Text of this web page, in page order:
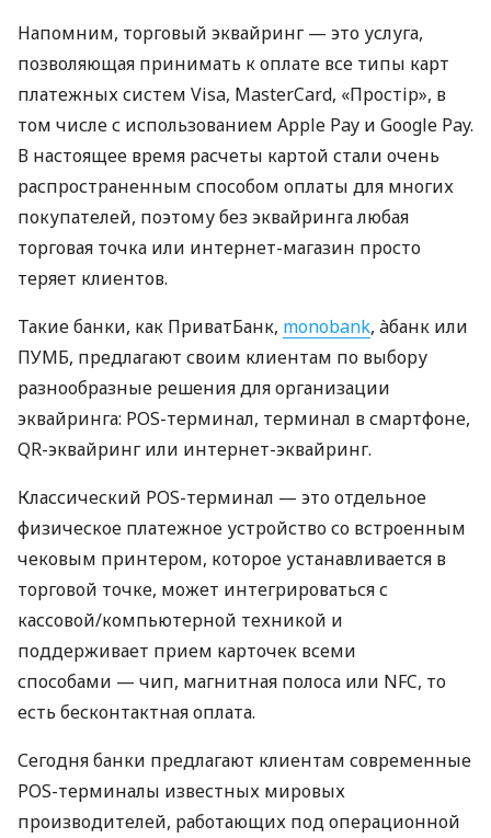
Напомним, торговый эквайринг — это услуга,
позволяющая принимать к оплате все типы карт
платежных систем Visa, MasterCard, «Простір», в
том числе с использованием Apple Pay и Google Pay.
В настоящее время расчеты картой стали очень
распространенным способом оплаты для многих
покупателей, поэтому без эквайринга любая
торговая точка или интернет-магазин просто
теряет клиентов.
Такие банки, как ПриватБанк, monobank, àбанк или
ПУМБ, предлагают своим клиентам по выбору
разнообразные решения для организации
эквайринга: POS-терминал, терминал в смартфоне,
QR-эквайринг или интернет-эквайринг.
Классический POS-терминал — это отдельное
физическое платежное устройство со встроенным
чековым принтером, которое устанавливается в
торговой точке, может интегрироваться с
кассовой/компьютерной техникой и
поддерживает прием карточек всеми
способами — чип, магнитная полоса или NFC, то
есть бесконтактная оплата.
Сегодня банки предлагают клиентам современные
POS-терминалы известных мировых
производителей, работающих под операционной